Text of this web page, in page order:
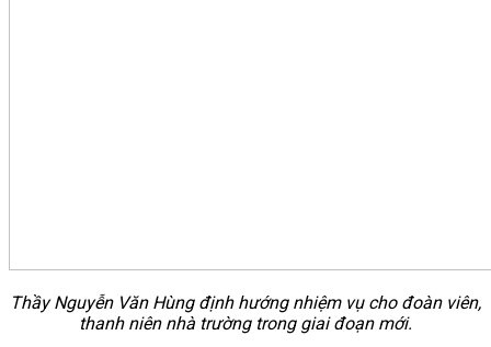
Thầy Nguyễn Văn Hùng định hướng nhiệm vụ cho đoàn viên,
thanh niên nhà trường trong giai đoạn mới.